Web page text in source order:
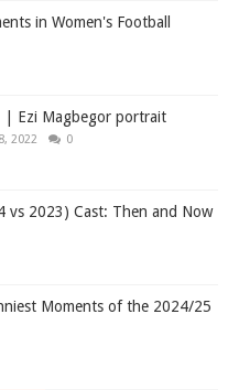
in Women's Football
| Ezi Magbegor portrait
2022 0
vs 2023) Cast: Then and Now
Moments of the 2024/25